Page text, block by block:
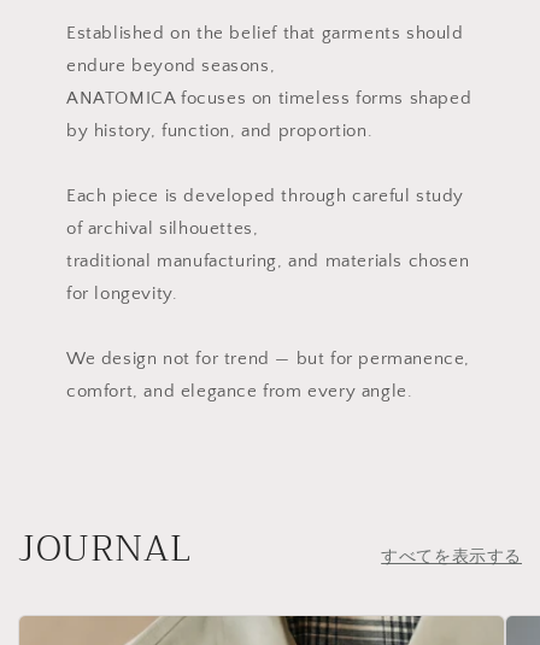
Established on the belief that garments should
endure beyond seasons,
ANATOMICA focuses on timeless forms shaped
by history, function, and proportion.
Each piece is developed through careful study
of archival silhouettes,
traditional manufacturing, and materials chosen
for longevity.
We design not for trend — but for permanence,
comfort, and elegance from every angle.
JOURNAL すべてを表示する